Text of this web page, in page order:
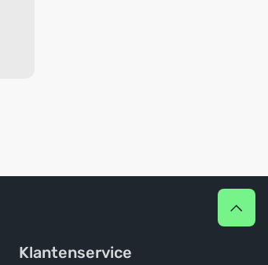
Klantenservice